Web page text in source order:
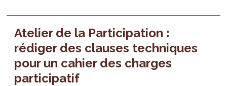
Atelier de la Participation :
rédiger des clauses techniques
pour un cahier des charges
participatif